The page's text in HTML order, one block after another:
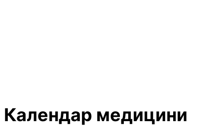
Календар медицини